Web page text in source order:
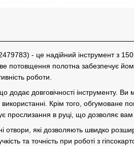
- це надійний інструмент з
потовщення полотна забезпечує
роботи.
додає довговічності інструменту.
Крім того, обгумоване
прослизання в руці, що дозволяє
які дозволяють швидко
та точність при роботі з